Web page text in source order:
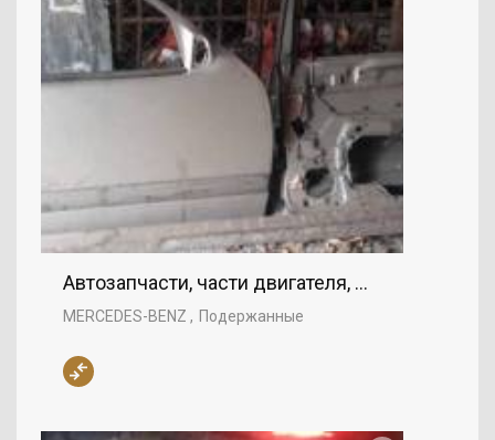
Автозапчасти, части двигателя, Правая дверь,
MERCEDES-BENZ Подержанные